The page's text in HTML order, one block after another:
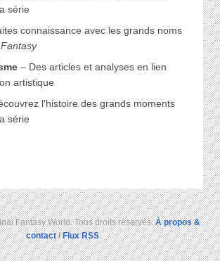
série
connaissance avec les grands noms
– Des articles et analyses en lien
artistique
l'histoire des grands moments
série
Fantasy World. Tous droits réservés.À propos &
contact/Flux RSS